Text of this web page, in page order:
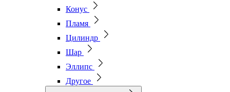
Конус
Пламя
Цилиндр
Шар
Эллипс
Другое